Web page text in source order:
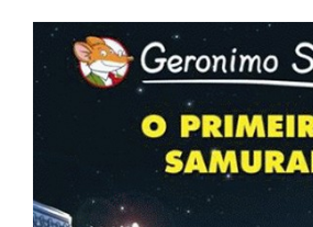
Central Comics